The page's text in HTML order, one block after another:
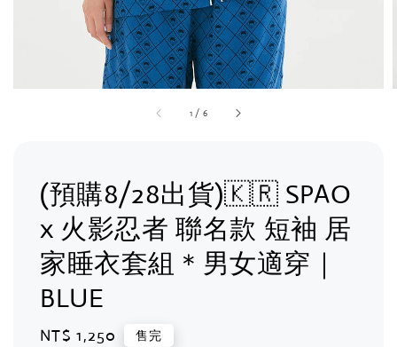
1 / 6
(預購8/28出貨)🇰🇷 SPAO
x 火影忍者 聯名款 短袖 居
家睡衣套組＊男女適穿｜
BLUE
Regular
NT$ 1,250 售完